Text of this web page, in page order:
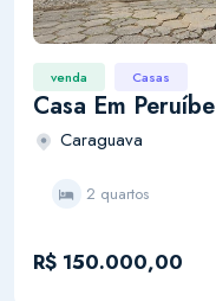
venda Casas
Casa Em Peruíbe
Caraguava
2 quartos
R$ 150.000,00